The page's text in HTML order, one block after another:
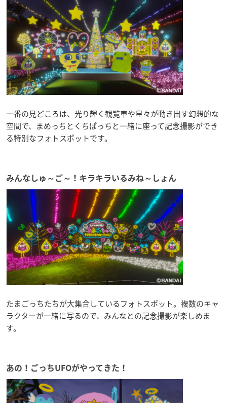
一番の見どころは、光り輝く観覧車や星々が動き出す幻想的な
空間で、まめっちとくちぱっちと一緒に座って記念撮影ができ
る特別なフォトスポットです。
みんなしゅ～ご～！キラキラいるみね～しょん
たまごっちたちが大集合しているフォトスポット。複数のキャ
ラクターが一緒に写るので、みんなとの記念撮影が楽しめま
す。
あの！ごっちUFOがやってきた！